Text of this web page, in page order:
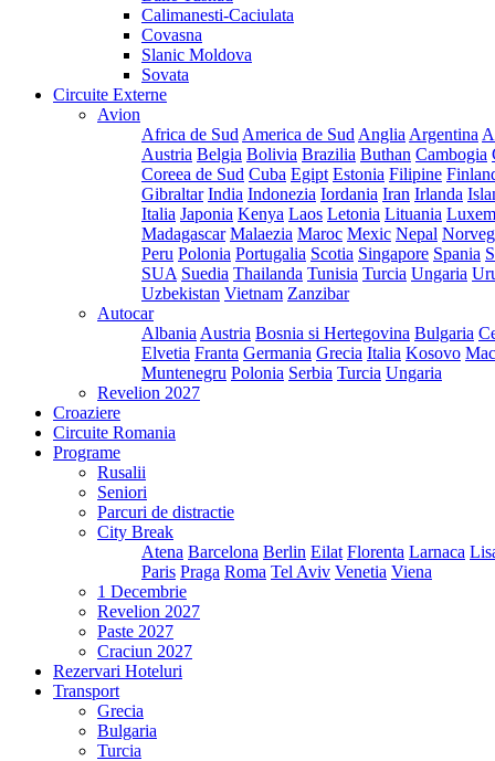
Calimanesti-Caciulata
Covasna
Slanic Moldova
Sovata
Circuite Externe
Avion
Africa de Sud America de Sud Anglia Argentina
Austria Belgia Bolivia Brazilia Buthan Cambogia
Coreea de Sud Cuba Egipt Estonia Filipine
Gibraltar India Indonezia Iordania Iran Irlanda
Italia Japonia Kenya Laos Letonia Lituania
Madagascar Malaezia Maroc Mexic Nepal
Peru Polonia Portugalia Scotia Singapore Spania
SUA Suedia Thailanda Tunisia Turcia Ungaria
Uzbekistan Vietnam Zanzibar
Autocar
Albania Austria Bosnia si Hertegovina Bulgaria
Elvetia Franta Germania Grecia Italia Kosovo
Muntenegru Polonia Serbia Turcia Ungaria
Revelion 2027
Croaziere
Circuite Romania
Programe
Rusalii
Seniori
Parcuri de distractie
City Break
Atena Barcelona Berlin Eilat Florenta Larnaca
Paris Praga Roma Tel Aviv Venetia Viena
1 Decembrie
Revelion 2027
Paste 2027
Craciun 2027
Rezervari Hoteluri
Transport
Grecia
Bulgaria
Turcia